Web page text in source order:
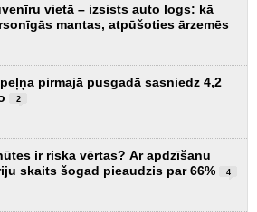
vietā – izsists auto logs: kā
mantas, atpūšoties ārzemēs
pirmajā pusgadā sasniedz 4,2
2
ir riska vērtas? Ar apdzīšanu
skaits šogad pieaudzis par 66%
4